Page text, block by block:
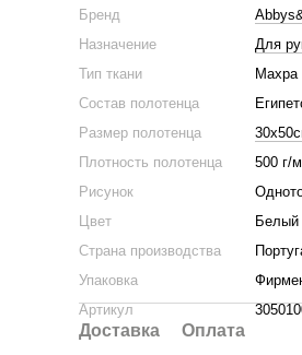
Бренд
Назначение
Для
Тип ткани
Махра
Состав полотенца
Размер полотенца
Плотность полотенца
500 г/
Рисунок
Цвет
Белый
Страна производства
Упаковка
Артикул
Доставка Оплата